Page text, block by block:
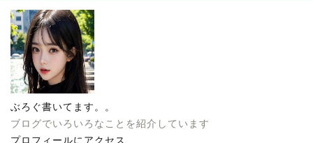
ぶろぐ書いてます。。
ブログでいろいろなことを紹介しています
プロフィールにアクセス